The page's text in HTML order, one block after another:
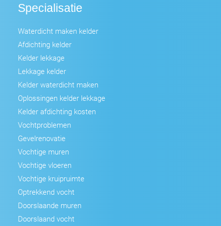
Specialisatie
Waterdicht maken kelder
Afdichting kelder
Kelder lekkage
Lekkage kelder
Kelder waterdicht maken
Oplossingen kelder lekkage
Kelder afdichting kosten
Vochtproblemen
Gevelrenovatie
Vochtige muren
Vochtige vloeren
Vochtige kruipruimte
Optrekkend vocht
Doorslaande muren
Doorslaand vocht